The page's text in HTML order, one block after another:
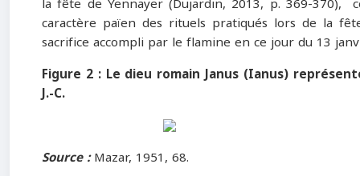
caractère païen des rituels pratiqués lors de la
sacrifice accompli par le flamine en ce jour du 13
Figure 2 : Le dieu romain Janus (Ianus)
J.-C.
Source : Mazar, 1951, 68.